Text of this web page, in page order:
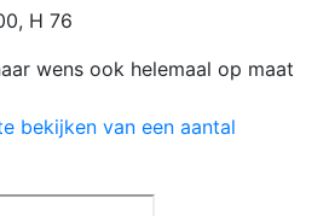
H 76
wens ook helemaal op maat
bekijken van een aantal